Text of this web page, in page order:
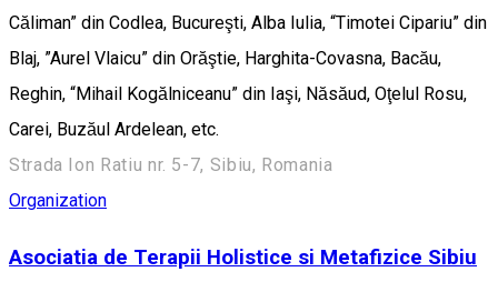
Căliman” din Codlea, Bucureşti, Alba Iulia, “Timotei Cipariu” din
Blaj, ”Aurel Vlaicu” din Orăştie, Harghita-Covasna, Bacău,
Reghin, “Mihail Kogălniceanu” din Iaşi, Năsăud, Oţelul Rosu,
Carei, Buzăul Ardelean, etc.
Strada Ion Ratiu nr. 5-7, Sibiu, Romania
Organization
Asociatia de Terapii Holistice si Metafizice Sibiu